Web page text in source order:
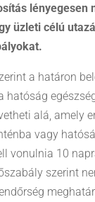
lényegesen
üzleti célú
a határon
hatóság
alá, amely
vagy
vonulnia 10
szerint